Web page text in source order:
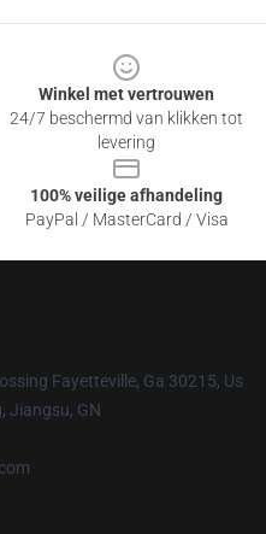
Winkel met vertrouwen
24/7 beschermd van klikken tot
levering
100% veilige afhandeling
PayPal / MasterCard / Visa
Fayetteville, Ga 30215, Us
Jiangsu, GN